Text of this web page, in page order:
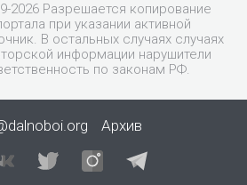
2026 Разрешается копирование
при указании активной
В остальных случаях случаях
информации нарушители
по законам РФ.
Архив